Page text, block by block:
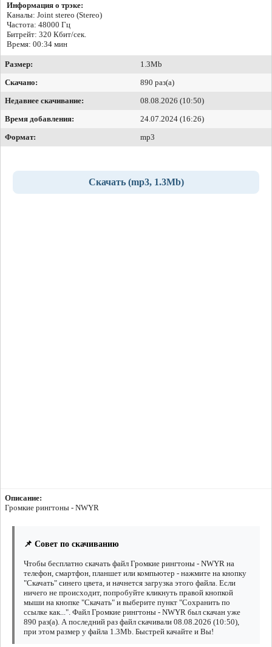
Информация о трэке:
Каналы: Joint stereo (Stereo)
Частота: 48000 Гц
Битрейт: 320 Кбит/сек.
Время: 00:34 мин
Размер:
1.3Mb
Скачано:
890 раз(а)
Недавнее скачивание:
08.08.2026 (10:50)
Время добавления:
24.07.2024 (16:26)
Формат:
mp3
Скачать (mp3, 1.3Mb)
Описание:
Громкие рингтоны - NWYR
📌 Совет по скачиванию
Чтобы бесплатно скачать файл Громкие рингтоны - NWYR на
телефон, смартфон, планшет или компьютер - нажмите на кнопку
"Скачать" синего цвета, и начнется загрузка этого файла. Если
ничего не происходит, попробуйте кликнуть правой кнопкой
мыши на кнопке "Скачать" и выберите пункт "Сохранить по
ссылке как...". Файл Громкие рингтоны - NWYR был скачан уже
890 раз(а). А последний раз файл скачивали 08.08.2026 (10:50),
при этом размер у файла 1.3Mb. Быстрей качайте и Вы!